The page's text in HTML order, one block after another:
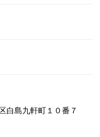
白島九軒町１０番７